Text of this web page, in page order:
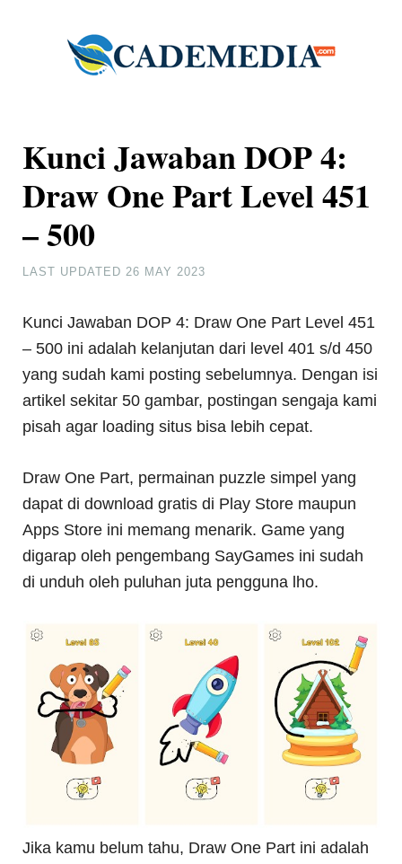
Kunci Jawaban DOP 4:
Draw One Part Level 451
– 500
LAST UPDATED26 MAY 2023
Kunci Jawaban DOP 4: Draw One Part Level 451
– 500 ini adalah kelanjutan dari level 401 s/d 450
yang sudah kami posting sebelumnya. Dengan isi
artikel sekitar 50 gambar, postingan sengaja kami
pisah agar loading situs bisa lebih cepat.
Draw One Part, permainan puzzle simpel yang
dapat di download gratis di Play Store maupun
Apps Store ini memang menarik. Game yang
digarap oleh pengembang SayGames ini sudah
di unduh oleh puluhan juta pengguna lho.
Jika kamu belum tahu, Draw One Part ini adalah